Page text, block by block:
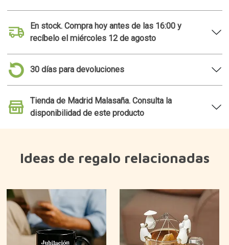
En stock. Compra hoy antes de las 16:00 y
recíbelo el miércoles 12 de agosto
30 días para devoluciones
Tienda de Madrid Malasaña. Consulta la
disponibilidad de este producto
Ideas de regalo relacionadas